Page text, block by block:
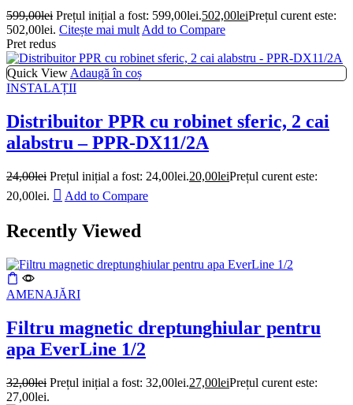
599,00lei Prețul inițial a fost: 599,00lei.502,00leiPrețul curent este:
502,00lei. Citește mai mult Add to Compare
Pret redus
Quick View Adaugă în coș
INSTALAȚII
Distribuitor PPR cu robinet sferic, 2 cai
alabstru – PPR-DX11/2A
24,00lei Prețul inițial a fost: 24,00lei.20,00leiPrețul curent este:
20,00lei.
Add to Compare
Recently Viewed
AMENAJĂRI
Filtru magnetic dreptunghiular pentru
apa EverLine 1/2
32,00lei Prețul inițial a fost: 32,00lei.27,00leiPrețul curent este:
27,00lei.